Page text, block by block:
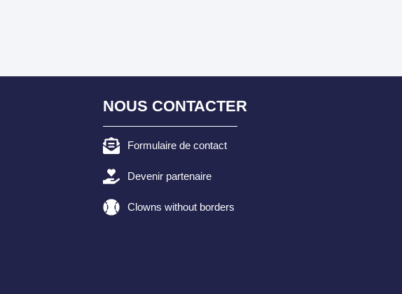
NOUS CONTACTER
Formulaire de contact
Devenir partenaire
Clowns without borders